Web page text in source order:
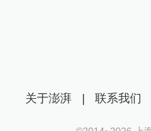
关于澎湃 | 联系我们